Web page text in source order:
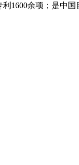
1600余项；是中